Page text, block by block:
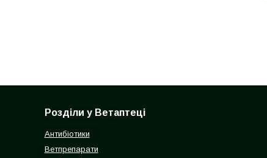
Розділи у Ветаптеці
Антибіотики
Ветпрепарати